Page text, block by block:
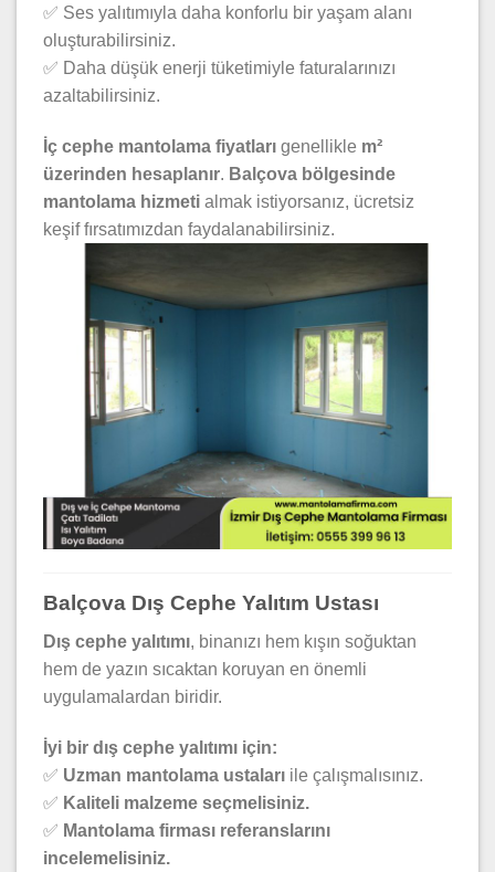
✅ Ses yalıtımıyla daha konforlu bir yaşam alanı
oluşturabilirsiniz.
✅ Daha düşük enerji tüketimiyle faturalarınızı
azaltabilirsiniz.
İç cephe mantolama fiyatları genellikle m²
üzerinden hesaplanır. Balçova bölgesinde
mantolama hizmeti almak istiyorsanız, ücretsiz
keşif fırsatımızdan faydalanabilirsiniz.
Balçova Dış Cephe Yalıtım Ustası
Dış cephe yalıtımı, binanızı hem kışın soğuktan
hem de yazın sıcaktan koruyan en önemli
uygulamalardan biridir.
İyi bir dış cephe yalıtımı için:
✅ Uzman mantolama ustaları ile çalışmalısınız.
✅ Kaliteli malzeme seçmelisiniz.
✅ Mantolama firması referanslarını
incelemelisiniz.